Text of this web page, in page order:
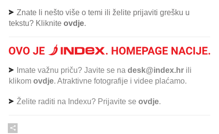
Znate li nešto više o temi ili želite prijaviti grešku u
tekstu? Kliknite ovdje.
Imate važnu priču? Javite se na desk@index.hr ili
klikom ovdje. Atraktivne fotografije i videe plaćamo.
Želite raditi na Indexu? Prijavite se ovdje.